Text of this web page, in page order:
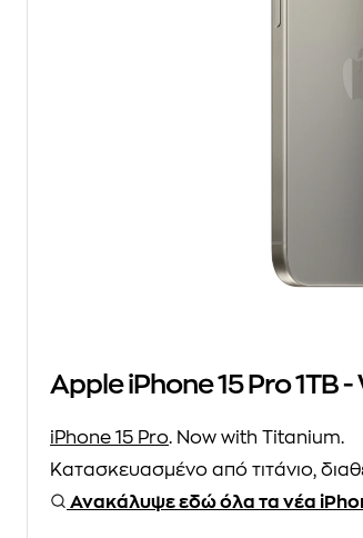
Apple iPhone 15 Pro 1TB
iPhone 15 Pro. Now with Titanium.
Κατασκευασμένο από τιτάνιο,
Ανακάλυψε εδώ όλα τα νέα